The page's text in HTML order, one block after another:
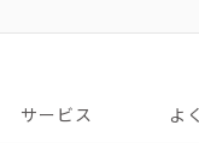
サービス よ